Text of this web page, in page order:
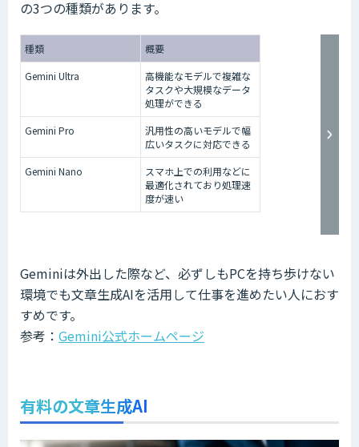
の3つの種類があります。
種類
概要
Gemini Ultra
高機能なモデルで複雑な
タスクや大規模なデータ
処理ができる
Gemini Pro
汎用性の高いモデルで幅
広いタスクに対応できる
Gemini Nano
スマホ上での利用などに
最適化されており処理速
度が速い
Geminiは外出した際など、必ずしもPCを持ち歩けない
環境でも文章生成AIを活用して仕事を進めたい人におす
すめです。
参考： Gemini公式ホームページ
有料の文章生成AI